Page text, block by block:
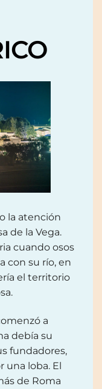
la atención
de la Vega.
cuando osos
con su río, en
el territorio
a
debía su
fundadores,
una loba. El
de Roma